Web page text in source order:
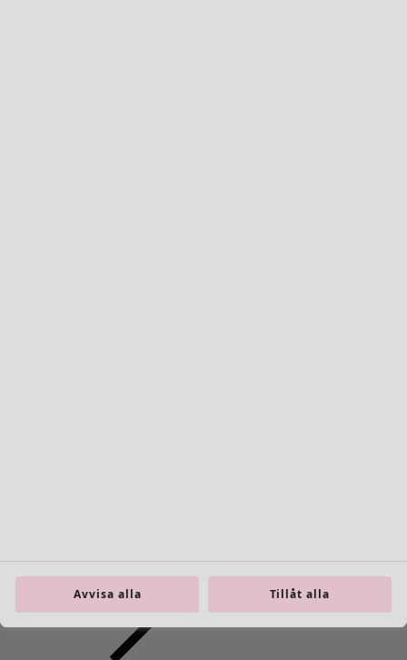
Avvisa alla Tillåt alla